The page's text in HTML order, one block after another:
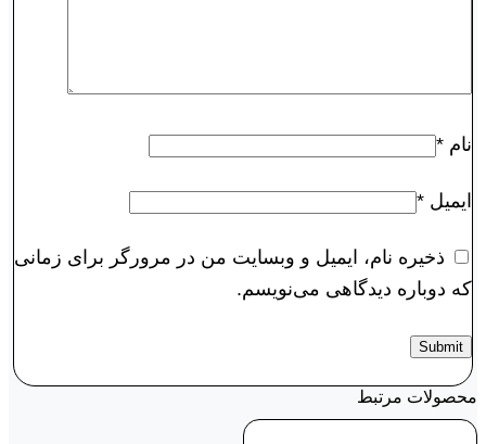
نام *
ایمیل *
ذخیره نام، ایمیل و وبسایت من در مرورگر برای زمانی
که دوباره دیدگاهی می‌نویسم.
محصولات مرتبط